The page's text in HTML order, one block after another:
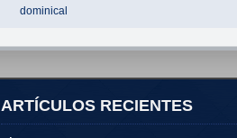
dominical
ARTÍCULOS RECIENTES